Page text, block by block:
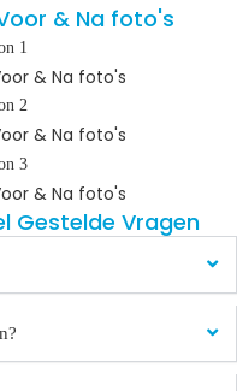
& Na foto's
& Na foto's
& Na foto's
& Na foto's
Gestelde Vragen​